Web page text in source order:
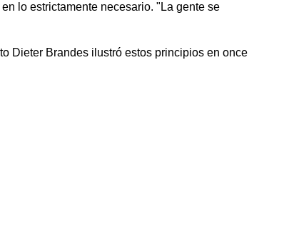
lo estrictamente necesario. "La gente se
Dieter Brandes ilustró estos principios en once